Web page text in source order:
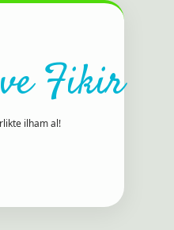
Fikir
ilham al!